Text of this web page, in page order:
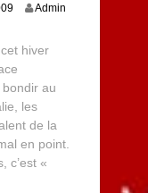
2
p
t
e
m
e
2
Admin
hiver
bondir au
les
de la
en point.
c’est «